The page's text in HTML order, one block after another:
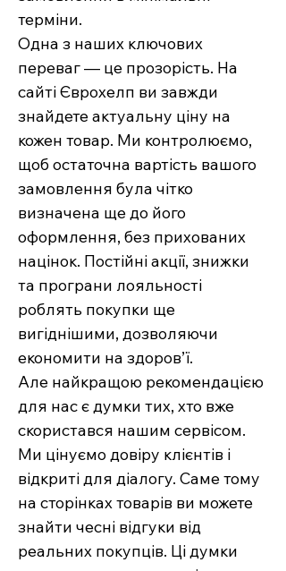
терміни.
Одна з наших ключових
переваг — це прозорість. На
сайті Єврохелп ви завжди
знайдете актуальну ціну на
кожен товар. Ми контролюємо,
щоб остаточна вартість вашого
замовлення була чітко
визначена ще до його
оформлення, без прихованих
націнок. Постійні акції, знижки
та програни лояльності
роблять покупки ще
вигіднішими, дозволяючи
економити на здоров’ї.
Але найкращою рекомендацією
для нас є думки тих, хто вже
скористався нашим сервісом.
Ми цінуємо довіру клієнтів і
відкриті для діалогу. Саме тому
на сторінках товарів ви можете
знайти чесні відгуки від
реальних покупців. Ці думки